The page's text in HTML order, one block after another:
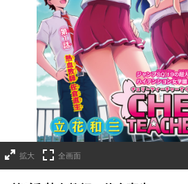
拡大 全画面